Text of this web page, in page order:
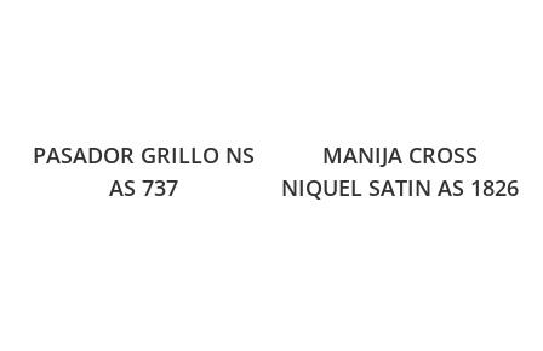
PASADOR GRILLO NS
AS 737
MANIJA CROSS
NIQUEL SATIN AS 1826